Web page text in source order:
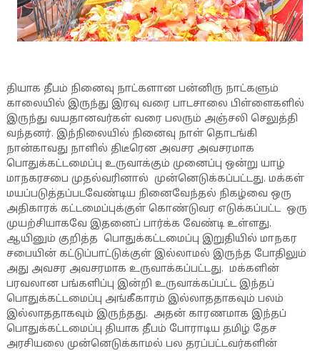
தியாக தீபம் நினைவு நாட்களான பன்னிரு நாட்களும்
காலையில் இருந்து இரவு வரை பாடசாலை பிள்ளைகளில்
இருந்து வயதானவர்கள் வரை பலரும் அஞ்சலி செலுத்தி
வந்தனர். இந்நிலையில் நினைவு நாள் தொடங்கி
நான்காவது நாளில் திடீரென அவசர அவசரமாக
பொதுக்கட்டமைப்பு உருவாக்கும் முனைப்பு ஒன்று யாழ்
மாநகரசபை முதல்வரினால் முன்னெடுக்கப்பட்டது. மக்கள்
மயப்படுத்தப்படவேண்டிய நினைவேந்தல் நிகழ்வை ஒரு
அதிகாரக் கட்டமைப்புக்குள் கொண்டுவர எடுக்கப்பட்ட ஒரு
முயற்சியாகவே இதனைப் பார்க்க வேண்டி உள்ளது.
ஆயினும் குறித்த பொதுக்கட்டமைப்பு இறுதியில் மாநகர
சபையின் கட்டுப்பாட்டுக்குள் இல்லாமல் இருந்த போதிலும்
அது அவசர அவசரமாக உருவாக்கப்பட்டது. மக்களின்
பரவலான பங்களிப்பு இன்றி உருவாக்கப்பட்ட இந்தப்
பொதுக்கட்டமைப்பு அங்கீகாரம் இல்லாததாகவும் பலம்
இல்லாததாகவும் இருந்தது. அதன் காரணமாக இந்தப்
பொதுக்கட்டமைப்பு தியாக தீபம் போராடிய தமிழ் தேச
அரசியலை முன்னெடுக்காமல் பல தரப்பட்டவர்களின்